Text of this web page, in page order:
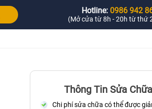
Hotline: 0986 942
(Mở cửa từ 8h - 20h từ thứ
Thông Tin Sửa Chữa
Chi phí sửa chữa có thể được